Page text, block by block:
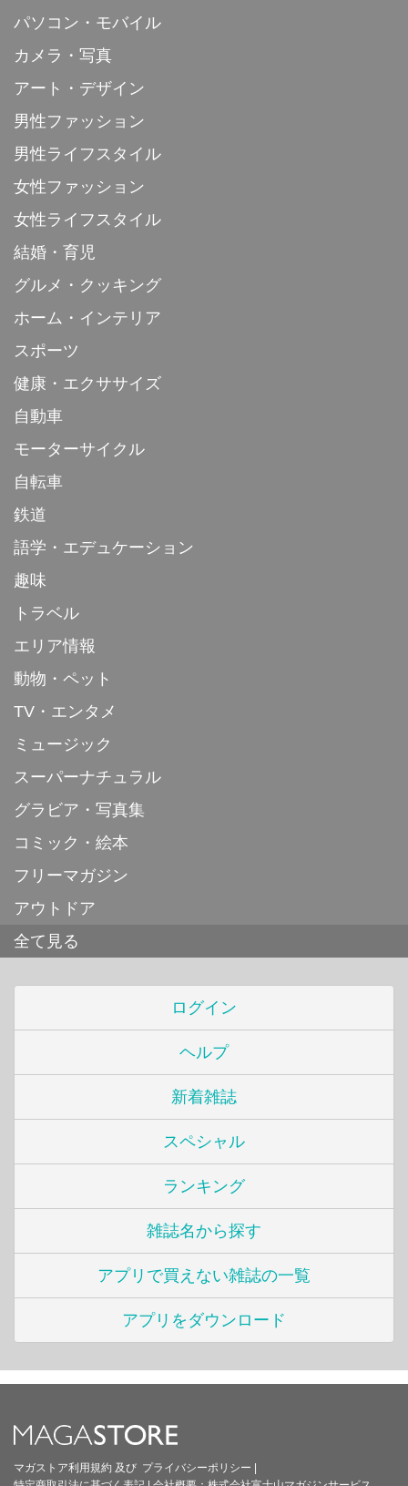
パソコン・モバイル
カメラ・写真
アート・デザイン
男性ファッション
男性ライフスタイル
女性ファッション
女性ライフスタイル
結婚・育児
グルメ・クッキング
ホーム・インテリア
スポーツ
健康・エクササイズ
自動車
モーターサイクル
自転車
鉄道
語学・エデュケーション
趣味
トラベル
エリア情報
動物・ペット
TV・エンタメ
ミュージック
スーパーナチュラル
グラビア・写真集
コミック・絵本
フリーマガジン
アウトドア
全て見る
ログイン
ヘルプ
新着雑誌
スペシャル
ランキング
雑誌名から探す
アプリで買えない雑誌の一覧
アプリをダウンロード
マガストア利用規約 及び プライバシーポリシー